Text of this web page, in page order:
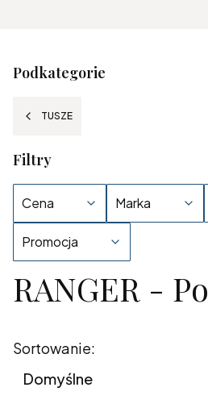
Podkategorie
TUSZE
Filtry
Cena Marka
Promocja
Koniec filtrów
RANGER -
Lista produktów
Sortowanie:
Domyślne